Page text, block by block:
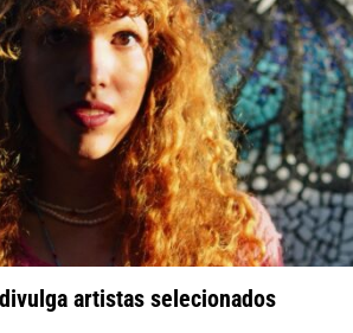
artistas selecionados